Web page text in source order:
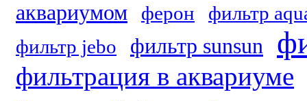
аквариумом ферон
фильтр
фильтр jebo
фильтр sunsun
фильтрация в аквариуме